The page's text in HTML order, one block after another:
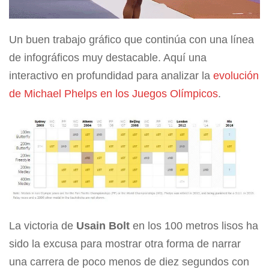
Un buen trabajo gráfico que continúa con una línea
de infográficos muy destacable. Aquí una
interactivo en profundidad para analizar la evolución
de Michael Phelps en los Juegos Olímpicos.
La victoria de Usain Bolt en los 100 metros lisos ha
sido la excusa para mostrar otra forma de narrar
una carrera de poco menos de diez segundos con